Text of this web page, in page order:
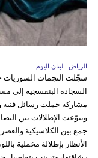
الرياض ـ لبنان اليوم
السجادة البنفسجية إلى
مشاركة حملت رسائل فنية
وتنوّعت الإطلالات بين
جمع بين الكلاسيكية
الأنظار بإطلالة مخملية